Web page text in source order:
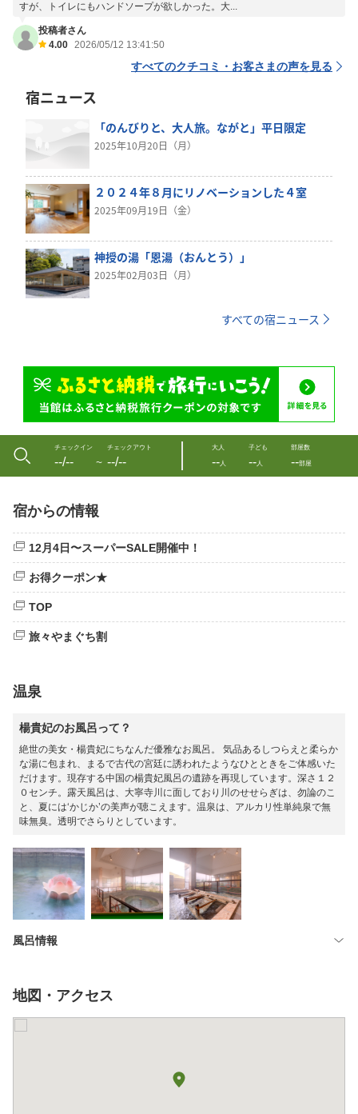
すが、トイレにもハンドソープが欲しかった。大...
投稿者さん
4.00 2026/05/12 13:41:50
すべてのクチコミ・お客さまの声を見る
宿ニュース
「のんびりと、大人旅。ながと」平日限定
2025年10月20日（月）
２０２４年８月にリノベーションした４室
2025年09月19日（金）
神授の湯「恩湯（おんとう）」
2025年02月03日（月）
すべての宿ニュース
チェックイン
--/-- 〜
チェックアウト
--/--
大人
--人
子ども
--人
部屋数
--部屋
宿からの情報
12月4日〜スーパーSALE開催中！
お得クーポン★
TOP
旅々やまぐち割
温泉
楊貴妃のお風呂って？
絶世の美女・楊貴妃にちなんだ優雅なお風呂。 気品あるしつらえと柔らか
な湯に包まれ、まるで古代の宮廷に誘われたようなひとときをご体感いた
だけます。現存する中国の楊貴妃風呂の遺跡を再現しています。深さ１２
０センチ。露天風呂は、大寧寺川に面しており川のせせらぎは、勿論のこ
と、夏には‘かじか’の美声が聴こえます。温泉は、アルカリ性単純泉で無
味無臭。透明でさらりとしています。
風呂情報
地図・アクセス